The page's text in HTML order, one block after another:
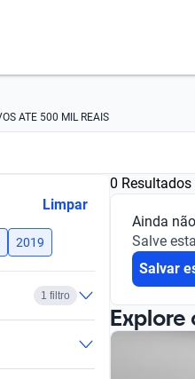
ATE 500 MIL REAIS
Limpar
2019
1 filtro
0 Resultados
Ainda
Salve
Salvar
Explore